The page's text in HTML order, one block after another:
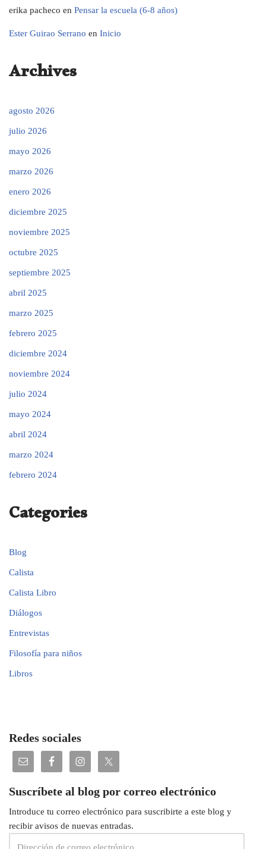
erika pacheco en Pensar la escuela (6-8 años)
Ester Guirao Serrano en Inicio
Archives
agosto 2026
julio 2026
mayo 2026
marzo 2026
enero 2026
diciembre 2025
noviembre 2025
octubre 2025
septiembre 2025
abril 2025
marzo 2025
febrero 2025
diciembre 2024
noviembre 2024
julio 2024
mayo 2024
abril 2024
marzo 2024
febrero 2024
Categories
Blog
Calista
Calista Libro
Diálogos
Entrevistas
Filosofía para niños
Libros
Redes sociales
Suscríbete al blog por correo electrónico
Introduce tu correo electrónico para suscribirte a este blog y
recibir avisos de nuevas entradas.